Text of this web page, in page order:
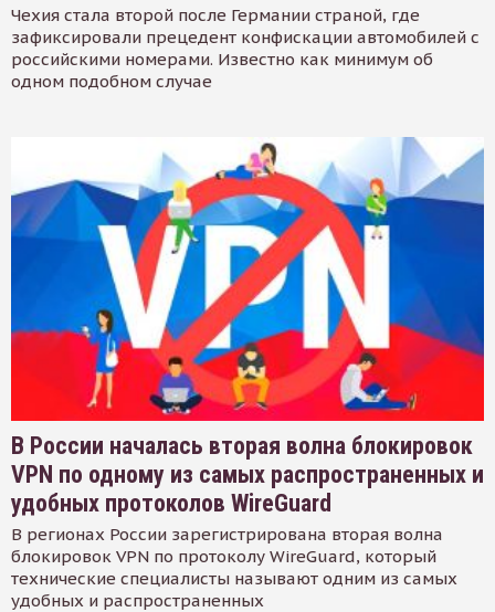
Чехия стала второй после Германии страной, где
зафиксировали прецедент конфискации автомобилей с
российскими номерами. Известно как минимум об
одном подобном случае
В России началась вторая волна блокировок
VPN по одному из самых распространенных и
удобных протоколов WireGuard
В регионах России зарегистрирована вторая волна
блокировок VPN по протоколу WireGuard, который
технические специалисты называют одним из самых
удобных и распространенных